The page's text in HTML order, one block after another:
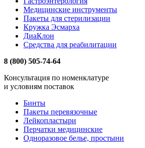
Медицинские инструменты
Пакеты для стерилизации
Кружка Эсмарха
ДиаКлон
Средства для реабилитации
8 (800) 505-74-64
Консультация по номенклатуре
и условиям поставок
Бинты
Пакеты перевязочные
Лейкопластыри
Перчатки медицинские
Одноразовое белье, простыни